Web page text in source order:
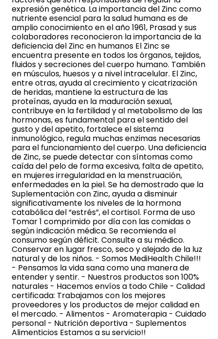
expresión genética. La importancia del Zinc como
nutriente esencial para la salud humana es de
amplio conocimiento en el año 1961, Prasad y sus
colaboradores reconocieron la importancia de la
deficiencia del Zinc en humanos El Zinc se
encuentra presente en todos los órganos, tejidos,
fluidos y secreciones del cuerpo humano. También
en músculos, huesos y a nivel intracelular. El Zinc,
entre otras, ayuda al crecimiento y cicatrización
de heridas, mantiene la estructura de las
proteínas, ayuda en la maduración sexual,
contribuye en la fertilidad y al metabolismo de las
hormonas, es fundamental para el sentido del
gusto y del apetito, fortalece el sistema
inmunológico, regula muchas enzimas necesarias
para el funcionamiento del cuerpo. Una deficiencia
de Zinc, se puede detectar con síntomas como
caída del pelo de forma excesiva, falta de apetito,
en mujeres irregularidad en la menstruación,
enfermedades en la piel. Se ha demostrado que la
Suplementaciòn con Zinc, ayuda a disminuir
significativamente los niveles de la hormona
catabólica del “estrés”, el cortisol. Forma de uso
Tomar 1 comprimido por día con las comidas o
según indicación médica. Se recomienda el
consumo según déficit. Consulte a su médico.
Conservar en lugar fresco, seco y alejado de la luz
natural y de los niños. - Somos MediHealth Chile!!!
- Pensamos la vida sana como una manera de
entender y sentir. - Nuestros productos son 100%
naturales - Hacemos envíos a todo Chile - Calidad
certificada: Trabajamos con los mejores
proveedores y los productos de mejor calidad en
el mercado. - Alimentos - Aromaterapia - Cuidado
personal - Nutrición deportiva - Suplementos
Alimenticios Estamos a su servicio!!